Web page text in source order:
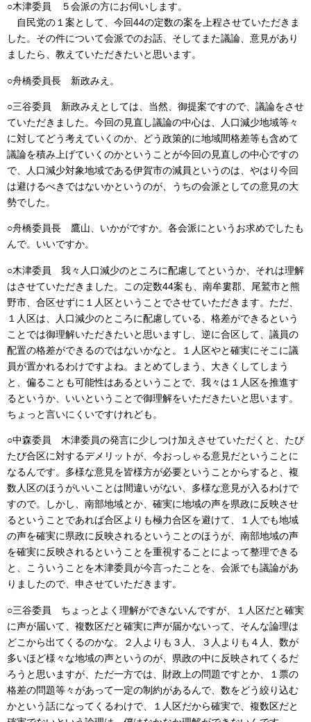
○木津委員 ５会派の方にお伺いします。
自民党の１案として、今回44の定数の案を上程させていただきま
した。その件について会派でのお話、そしてまた議論、意見があり
ましたら、教えていただきたいと思います。
○舟橋委員長 新政みえ。
○三谷委員 新政みえとしては、当然、御提案ですので、議論をさせ
ていただきました。今回の見直し議論の中心は、人口減少地域等々
に対してどう考えていくのか、どう政策的に地域間格差等も含めて
議論を積み上げていくのかということが今回の見直しの中心ですの
で、人口減少対象地域である伊賀市の減員というのは、やはり今回
は避けるべきではないかというのが、うちの会派としての意見の大
勢でした。
○舟橋委員長 鷹山、いかがですか。各会派にというお求めでしたも
んで。いいですか。
○木津委員 我々人口減少のところに配慮してというか、それは理解
はさせていただきました。この定数44案も、南牟婁郡、尾鷲市と熊
野市、合区せずに１人区ということでさせていただきます。ただ、
１人区は、人口減少のところに配慮している、格差ができるという
ことでは御理解いただきたいと思いますし、逆に合区して、議員の
配置の格差ができるのではないかなと。１人区やと確実にそこに議
員が置かれるわけですよね。まとめてしまう、大きくしてしまう
と、偏ることも可能性はあるということで、我々は１人区を推進す
るというか、いいということで御理解をいただきたいと思います。
ちょっと言いにくいですけれども。
○中森委員 木津委員の発言に少しつけ加えさせていただくと、たび
たび合区に対するデメリットが、今おっしゃる意見だということに
なるんです。多様な意見を皆様方が必要ということからすると、複
数人区のほうがいいことは間違いがない、多様な意見が入るわけで
すので。しかし、南部地域とか、確実に地域の声を県政に反映させ
るということであれば合区よりも極力合区を避けて、１人でも地域
の声を確実に県政に反映されるということのほうが、南部地域の声
を確実に反映されるということを重視することによって整理できる
と、こういうことを木津委員が今言ったことを、会派でも議論があ
りましたので、申させていただきます。
○三谷委員 ちょっとよく理解ができないんですが、１人区だと確実
に声が届いて、複数区だと確実に声が届かないって、そんな論理は
どこから出てくるのかな。２人よりも３人、３人よりも４人、数が
多いほど様々な地域の声というのが、県政の中に反映されてくるだ
ろうと思いますが、ただ一方では、財政上の問題ですとか、１票の
格差の問題等々があって一定の制約があるんで、数をどう絞り込む
かという話になってくるわけで、１人区だから確実で、複数区だと